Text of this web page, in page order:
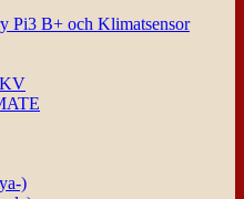
Pi3 B+ och Klimatsensor
)